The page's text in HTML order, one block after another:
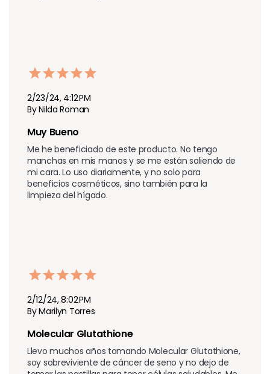
2/23/24, 4:12 PM
By Nilda Roman
Muy Bueno
Me he beneficiado de este producto. No tengo
manchas en mis manos y se me están saliendo de
mi cara. Lo uso diariamente, y no solo para
beneficios cosméticos, sino también para la
limpieza del hígado.
2/12/24, 8:02 PM
By Marilyn Torres
Molecular Glutathione
Llevo muchos años tomando Molecular Glutathione,
soy sobreviviente de cáncer de seno y no dejo de